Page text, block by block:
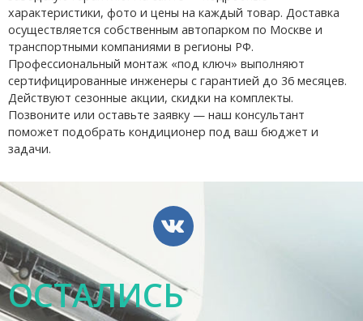
характеристики, фото и цены на каждый товар. Доставка
осуществляется собственным автопарком по Москве и
транспортными компаниями в регионы РФ.
Профессиональный монтаж «под ключ» выполняют
сертифицированные инженеры с гарантией до 36 месяцев.
Действуют сезонные акции, скидки на комплекты.
Позвоните или оставьте заявку — наш консультант
поможет подобрать кондиционер под ваш бюджет и
задачи.
ОСТАЛИСЬ